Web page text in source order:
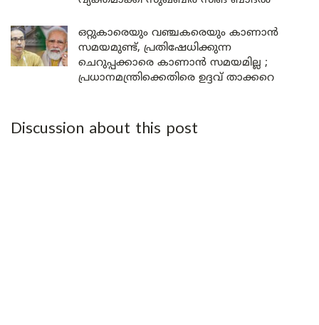
ഒറ്റുകാരെയും വഞ്ചകരെയും കാണാൻ
സമയമുണ്ട്, പ്രതിഷേധിക്കുന്ന
ചെറുപ്പക്കാരെ കാണാൻ സമയമില്ല ;
പ്രധാനമന്ത്രിക്കെതിരെ ഉദ്ദവ് താക്കറെ
Discussion about this post